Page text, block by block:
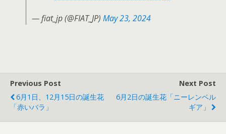
— fiat_jp (@FIAT_JP) May 23, 2024
Previous Post
6月1日、12月15日の誕生花
「赤いバラ」
Next Post
6月2日の誕生花「ニーレンベル
ギア」